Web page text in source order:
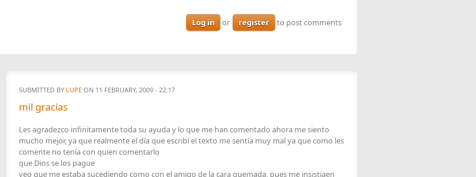
Log in or register to post comments
SUBMITTED BY LUPE ON 11 FEBRUARY, 2009 - 22:17
mil gracias
Les agradezco infinitamente toda su ayuda y lo que me han comentado ahora me siento
mucho mejor, ya que realmente el día que escribí el texto me sentía muy mal ya que como les
comente no tenía con quien comentarlo
que Dios se los pague
veo que me estaba sucediendo como con el amigo de la cara quemada, pues me insistiaen